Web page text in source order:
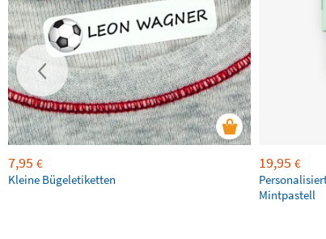
7,95 €
Kleine Bügeletiketten
19,95 €
Mintpastell